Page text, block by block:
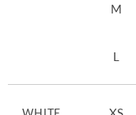
M
L